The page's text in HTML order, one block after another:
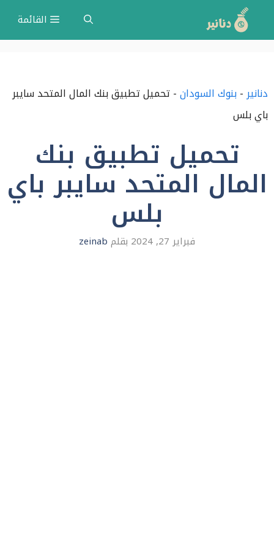
انتقل
إلى
القائمة
دنانير-بنوك السودان- تحميل تطبيق بنك المال المتحد سايبر
باي بلس
تحميل تطبيق بنك
المال المتحد سايبر باي
بلس
فبراير 27, 2024 بقلم zeinab